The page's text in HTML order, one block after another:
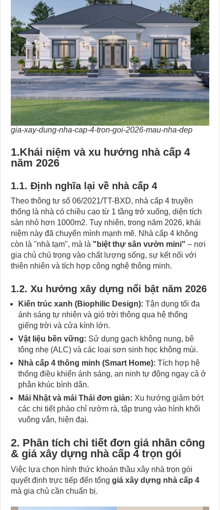
gia-xay-dung-nha-cap-4-tron-goi-2026-mau-nha-dep
1.Khái niệm và xu hướng nhà cấp 4
năm 2026
1.1. Định nghĩa lại về nhà cấp 4
Theo thông tư số 06/2021/TT-BXD, nhà cấp 4 truyền
thống là nhà có chiều cao từ 1 tầng trở xuống, diện tích
sàn nhỏ hơn 1000m2. Tuy nhiên, trong năm 2026, khái
niệm này đã chuyển mình mạnh mẽ. Nhà cấp 4 không
còn là "nhà tạm", mà là "biệt thự sân vườn mini" – nơi
gia chủ chú trọng vào chất lượng sống, sự kết nối với
thiên nhiên và tích hợp công nghệ thông minh.
1.2. Xu hướng xây dựng nổi bật năm 2026
Kiến trúc xanh (Biophilic Design): Tận dụng tối đa
ánh sáng tự nhiên và gió trời thông qua hệ thống
giếng trời và cửa kính lớn.
Vật liệu bền vững: Sử dụng gạch không nung, bê
tông nhẹ (ALC) và các loại sơn sinh học không mùi.
Nhà cấp 4 thông minh (Smart Home): Tích hợp hệ
thống điều khiển ánh sáng, an ninh tự động ngay cả ở
phân khúc bình dân.
Mái Nhật và mái Thái đơn giản: Xu hướng giảm bớt
các chi tiết phào chỉ rườm rà, tập trung vào hình khối
vuông vắn, hiện đại.
2. Phân tích chi tiết đơn giá nhân công
& giá xây dựng nhà cấp 4 trọn gói
Việc lựa chọn hình thức khoán thầu xây nhà trọn gói
quyết định trực tiếp đến tổnggiá xây dựng nhà cấp 4
mà gia chủ cần chuẩn bị.